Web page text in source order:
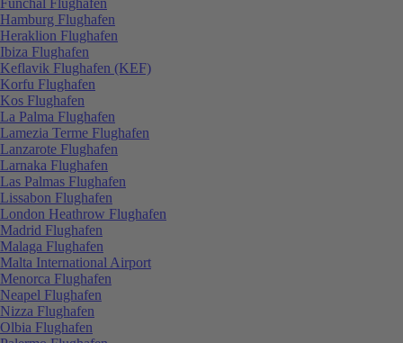
Hamburg Flughafen
Heraklion Flughafen
Ibiza Flughafen
Keflavik Flughafen (KEF)
Korfu Flughafen
Kos Flughafen
La Palma Flughafen
Lamezia Terme Flughafen
Lanzarote Flughafen
Larnaka Flughafen
Las Palmas Flughafen
Lissabon Flughafen
London Heathrow Flughafen
Madrid Flughafen
Malaga Flughafen
Malta International Airport
Menorca Flughafen
Neapel Flughafen
Nizza Flughafen
Olbia Flughafen